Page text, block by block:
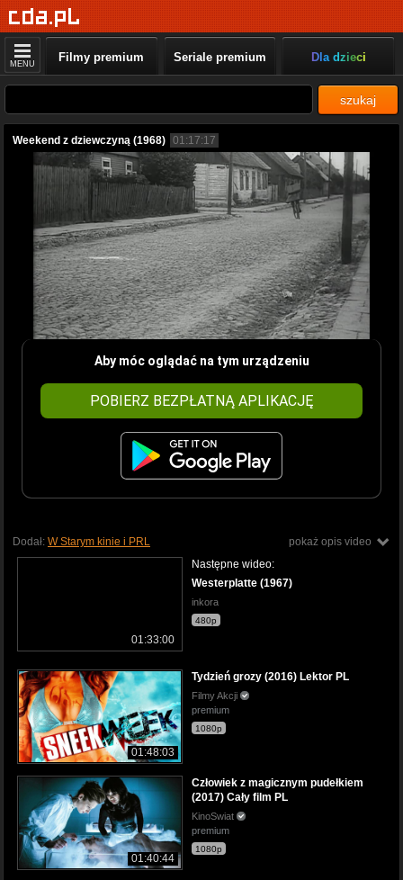
MENU Filmy premium Seriale premium Dla dzieci
szukaj
Weekend z dziewczyną (1968) 01:17:17
Aby móc oglądać na tym urządzeniu
POBIERZ BEZPŁATNĄ APLIKACJĘ
pokaż opis video
Dodał: W Starym kinie i PRL
01:33:00
Następne wideo:
Westerplatte (1967)
inkora
480p
01:48:03
Tydzień grozy (2016) Lektor PL
Filmy Akcji
premium
1080p
01:40:44
Człowiek z magicznym pudełkiem
(2017) Cały film PL
KinoSwiat
premium
1080p